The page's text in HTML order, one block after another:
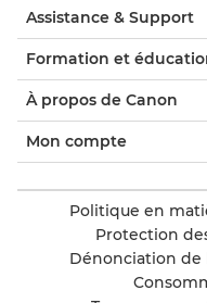
Assistance & Support
Formation et
À propos de Canon
Mon compte
Politique en
Protection
Dénonciation de